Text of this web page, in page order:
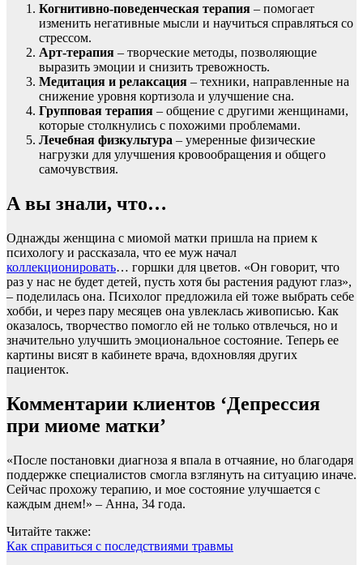
Когнитивно-поведенческая терапия – помогает
изменить негативные мысли и научиться справляться со
стрессом.
Арт-терапия – творческие методы, позволяющие
выразить эмоции и снизить тревожность.
Медитация и релаксация – техники, направленные на
снижение уровня кортизола и улучшение сна.
Групповая терапия – общение с другими женщинами,
которые столкнулись с похожими проблемами.
Лечебная физкультура – умеренные физические
нагрузки для улучшения кровообращения и общего
самочувствия.
А вы знали, что…
Однажды женщина с миомой матки пришла на прием к
психологу и рассказала, что ее муж начал
коллекционировать… горшки для цветов. «Он говорит, что
раз у нас не будет детей, пусть хотя бы растения радуют глаз»,
– поделилась она. Психолог предложила ей тоже выбрать себе
хобби, и через пару месяцев она увлеклась живописью. Как
оказалось, творчество помогло ей не только отвлечься, но и
значительно улучшить эмоциональное состояние. Теперь ее
картины висят в кабинете врача, вдохновляя других
пациенток.
Комментарии клиентов ‘Депрессия
при миоме матки’
«После постановки диагноза я впала в отчаяние, но благодаря
поддержке специалистов смогла взглянуть на ситуацию иначе.
Сейчас прохожу терапию, и мое состояние улучшается с
каждым днем!» – Анна, 34 года.
Читайте также:
Как справиться с последствиями травмы